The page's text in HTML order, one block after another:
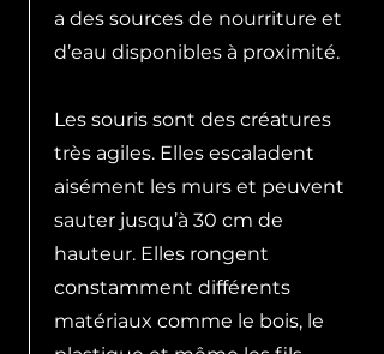
a des sources de nourriture et
d’eau disponibles à proximité.
Les souris sont des créatures
très agiles. Elles escaladent
aisément les murs et peuvent
sauter jusqu’à 30 cm de
hauteur. Elles rongent
constamment différents
matériaux comme le bois, le